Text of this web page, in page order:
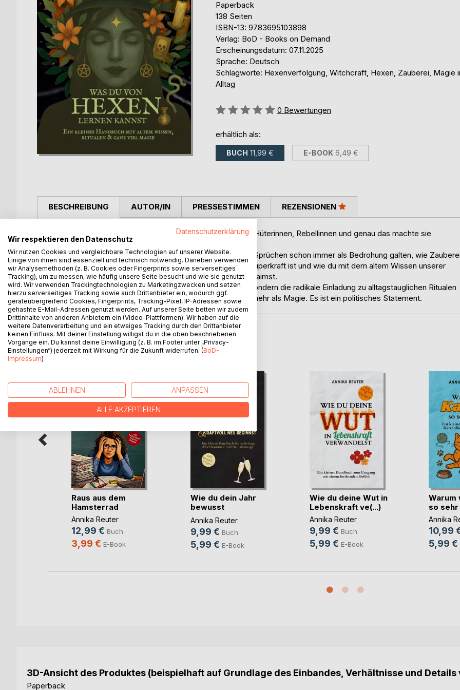
Paperback
138 Seiten
ISBN-13: 9783695103898
Verlag: BoD - Books on Demand
Erscheinungsdatum: 07.11.2025
Sprache: Deutsch
Schlagworte: Hexenverfolgung, Witchcraft, Hexen, Zauberei, Magie
Alltag
Bewertung::
0 Bewertungen
erhältlich als:
BUCH 11,99 € E-BOOK 6,49 €
BESCHREIBUNG
Hexen waren nie nur Magierinnen. Sie waren Heilerinnen, Hüterinnen, Rebellinnen und genau das machte sie
gefährlich.
Du lernst, warum Frauen mit Kräutern, Katzen und klugen Sprüchen schon immer als Bedrohung galten, wie
und Trauma zusammenhängen, warum dein Zyklus eine Superkraft ist und wie du mit dem altem Wissen unserer
Ahninnen deinen Alltag verzauberst und deine Freiheit reclaimst.
Was du von Hexen lernen kannst ist kein Märchenbuch, sondern die radikale Einladung zu alltagstauglichen Ritualen
und weiblicher Selbstermächtigung. Denn Hexe-Sein ist mehr als Magie. Es ist ein politisches Statement.
AUTOR/IN PRESSESTIMMEN REZENSIONEN
WEITERE TITEL BEIBoD
Raus aus dem
Hamsterrad
Annika Reuter
12,99 € Buch
3,99 € E-Book
Wie du dein Jahr
bewusst
abschlies(...)
Annika Reuter
9,99 € Buch
5,99 € E-Book
Wie du deine Wut in
Lebenskraft ve(...)
Annika Reuter
9,99 € Buch
5,99 € E-Book
Warum
so
Annika
10,99
5,99 €
3D-Ansicht des Produktes (beispielhaft auf Grundlage des Einbandes, Verhältnisse und
Paperback
Datenschutzerklärung
Wir respektieren den Datenschutz
Wir nutzen Cookies und vergleichbare Technologien auf unserer Website.
Einige von ihnen sind essenziell und technisch notwendig. Daneben verwenden
wir Analysemethoden (z. B. Cookies oder Fingerprints sowie serverseitiges
Tracking), um zu messen, wie häufig unsere Seite besucht und wie sie genutzt
wird. Wir verwenden Trackingtechnologien zu Marketingzwecken und setzen
hierzu serverseitiges Tracking sowie auch Drittanbieter ein, wodurch ggf.
geräteübergreifend Cookies, Fingerprints, Tracking-Pixel, IP-Adressen sowie
gehashte E-Mail-Adressen genutzt werden. Auf unserer Seite betten wir zudem
Drittinhalte von anderen Anbietern ein (Video-Plattformen). Wir haben auf die
weitere Datenverarbeitung und ein etwaiges Tracking durch den Drittanbieter
keinen Einfluss. Mit deiner Einstellung willigst du in die oben beschriebenen
Vorgänge ein. Du kannst deine Einwilligung (z. B. im Footer unter „Privacy-
Einstellungen“) jederzeit mit Wirkung für die Zukunft widerrufen. (BoD-
Impressum)
ABLEHNEN ANPASSEN
ALLE AKZEPTIEREN